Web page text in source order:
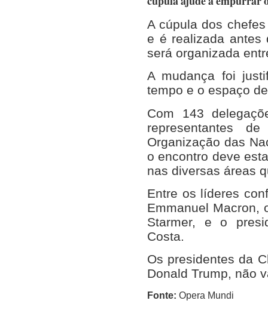
A cúpula dos
e é realizada antes
será organizada
A mudança foi
tempo e o espaço
Com 143
representantes
Organização das
o encontro deve
nas diversas áreas
Entre os líderes
Emmanuel Macron,
Starmer, e o
Costa.
Os presidentes da
Donald Trump, não
Fonte: Opera Mundi